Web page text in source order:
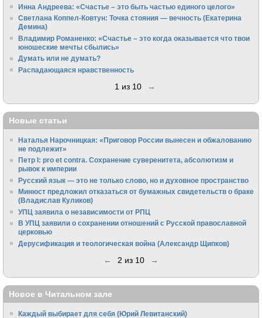
Инна Андреева: «Счастье – это быть частью единого целого»
Светлана Коппел-Ковтун: Точка стояния — вечность (Екатерина
Демина)
Владимир Романенко: «Счастье – это когда оказывается что твои
юношеские мечты сбылись»
Думать или не думать?
Распадающаяся нравственность
1 из 10 →
Новые статьи
Наталья Нарочницкая: «Приговор России вынесен и обжалованию
не подлежит»
Петр I: pro et contra. Сохранение суверенитета, абсолютизм и
рывок к империи
Русский язык — это не только слово, но и духовное пространство
Минюст предложил отказаться от бумажных свидетельств о браке
(Владислав Куликов)
УПЦ заявила о независимости от РПЦ
В УПЦ заявили о сохранении отношений с Русской православной
церковью
Дерусификация и теологическая война (Александр Щипков)
← 2 из 10 →
Новое в Читальном зале
Каждый выбирает для себя (Юрий Левитанский)